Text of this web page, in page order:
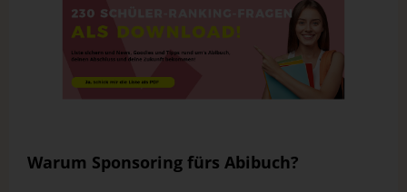
Warum Sponsoring fürs Abibuch?